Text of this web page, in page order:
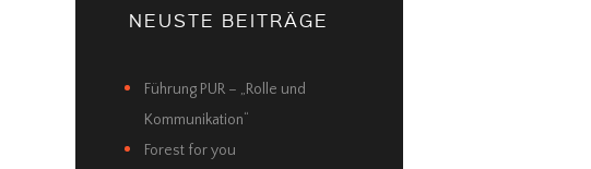
NEUSTE BEITRÄGE
Führung PUR – „Rolle und
Kommunikation“
Forest for you